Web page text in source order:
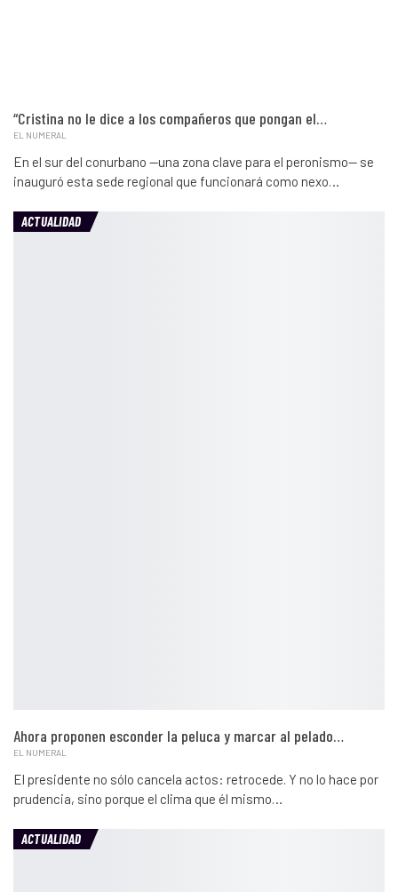
“Cristina no le dice a los compañeros que pongan el…
EL NUMERAL
En el sur del conurbano —una zona clave para el peronismo— se
inauguró esta sede regional que funcionará como nexo…
ACTUALIDAD
Ahora proponen esconder la peluca y marcar al pelado…
EL NUMERAL
El presidente no sólo cancela actos: retrocede. Y no lo hace por
prudencia, sino porque el clima que él mismo…
ACTUALIDAD